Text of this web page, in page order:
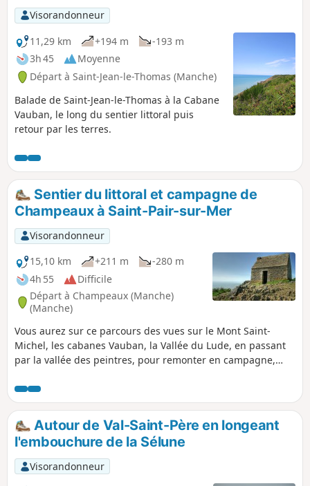
Visorandonneur
11,29 km
+194 m
-193 m
3h 45
Moyenne
Départ à Saint-Jean-le-Thomas (Manche)
Balade de Saint-Jean-le-Thomas à la Cabane
Vauban, le long du sentier littoral puis
retour par les terres.
Sentier du littoral et campagne de
Champeaux à Saint-Pair-sur-Mer
Visorandonneur
15,10 km
+211 m
-280 m
4h 55
Difficile
Départ à Champeaux (Manche)
(Manche)
Vous aurez sur ce parcours des vues sur le Mont Saint-
Michel, les cabanes Vauban, la Vallée du Lude, en passant
par la vallée des peintres, pour remonter en campagne,
quartier de Beausoleil à Saint-Pair.
Autour de Val-Saint-Père en longeant
l'embouchure de la Sélune
Visorandonneur